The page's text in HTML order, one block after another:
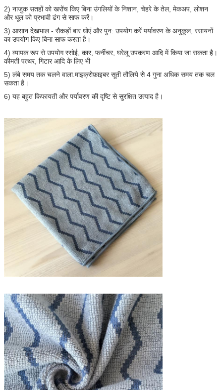
2) नाजुक सतहों को खरोंच किए बिना उंगलियों के निशान, चेहरे के तेल, मेकअप, लोशन
और धूल को प्रभावी ढंग से साफ करें।
3) आसान देखभाल - सैकड़ों बार धोएं और पुन: उपयोग करें पर्यावरण के अनुकूल, रसायनों
का उपयोग किए बिना साफ करता है।
4) व्यापक रूप से उपयोग रसोई, कार, फर्नीचर, घरेलू उपकरण आदि में किया जा सकता है।
कीमती पत्थर, गिटार आदि के लिए भी
5) लंबे समय तक चलने वाला.माइक्रोफ़ाइबर सूती तौलिये से 4 गुना अधिक समय तक चल
सकता है।
6) यह बहुत किफायती और पर्यावरण की दृष्टि से सुरक्षित उत्पाद है।